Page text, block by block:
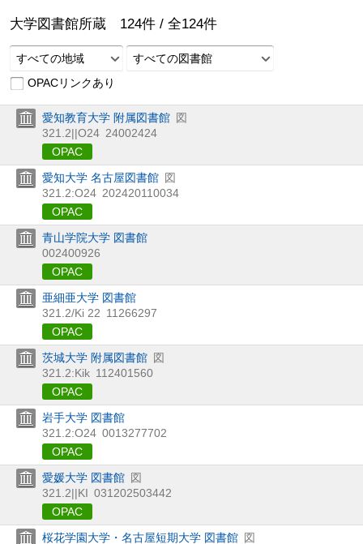
大学図書館所蔵 124件 / 全124件
すべての地域
すべての図書館
OPACリンクあり
愛知教育大学 附属図書館 図
321.2||O24 24002424
OPAC
愛知大学 名古屋図書館 図
321.2:O24 202420110034
OPAC
青山学院大学 図書館
002400926
OPAC
亜細亜大学 図書館
321.2/Ki 22 11266297
OPAC
茨城大学 附属図書館 図
321.2:Kik 112401560
OPAC
岩手大学 図書館
321.2:O24 0013277702
OPAC
愛媛大学 図書館 図
321.2||KI 031202503442
OPAC
桜花学園大学・名古屋短期大学 図書館 図